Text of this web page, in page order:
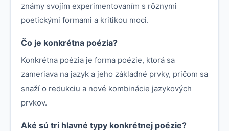
známy svojím experimentovaním s rôznymi
poetickými formami a kritikou moci.
Čo je konkrétna poézia?
Konkrétna poézia je forma poézie, ktorá sa
zameriava na jazyk a jeho základné prvky, pričom sa
snaží o redukciu a nové kombinácie jazykových
prvkov.
Aké sú tri hlavné typy konkrétnej poézie?